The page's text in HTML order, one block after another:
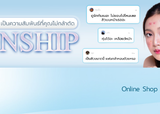
Online Shop